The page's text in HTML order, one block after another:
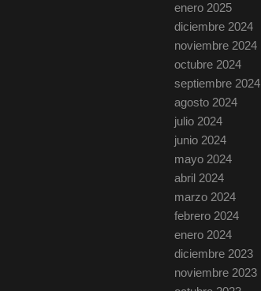
enero 2025
diciembre 2024
noviembre 2024
octubre 2024
septiembre 2024
agosto 2024
julio 2024
junio 2024
mayo 2024
abril 2024
marzo 2024
febrero 2024
enero 2024
diciembre 2023
noviembre 2023